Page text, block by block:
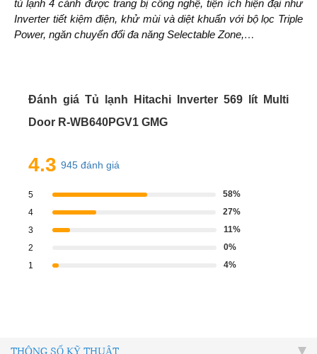
tủ lạnh 4 cánh được trang bị công nghệ, tiện ích hiện đại như
Inverter tiết kiệm điện, khử mùi và diệt khuẩn với bộ lọc Triple
Power, ngăn chuyển đổi đa năng Selectable Zone,…
Đánh giá Tủ lạnh Hitachi Inverter 569 lít Multi
Door R-WB640PGV1 GMG
4.3 945 đánh giá
5
58%
4
27%
3
11%
2
0%
1
4%
THÔNG SỐ KỸ THUẬT